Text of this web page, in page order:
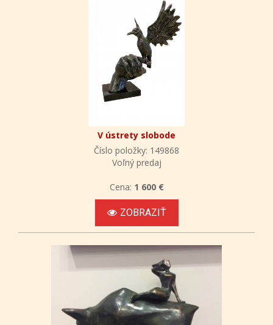
V ústrety slobode
Číslo položky: 149868
Voľný predaj
Cena: 1 600 €
ZOBRAZIŤ